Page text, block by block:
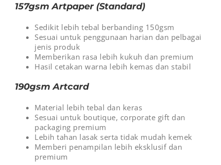
157gsm Artpaper (Standard)
Sedikit lebih tebal berbanding 150gsm
Sesuai untuk penggunaan harian dan pelbagai
jenis produk
Memberikan rasa lebih kukuh dan premium
Hasil cetakan warna lebih kemas dan stabil
190gsm Artcard
Material lebih tebal dan keras
Sesuai untuk boutique, corporate gift dan
packaging premium
Lebih tahan lasak serta tidak mudah kemek
Memberi penampilan lebih eksklusif dan
premium